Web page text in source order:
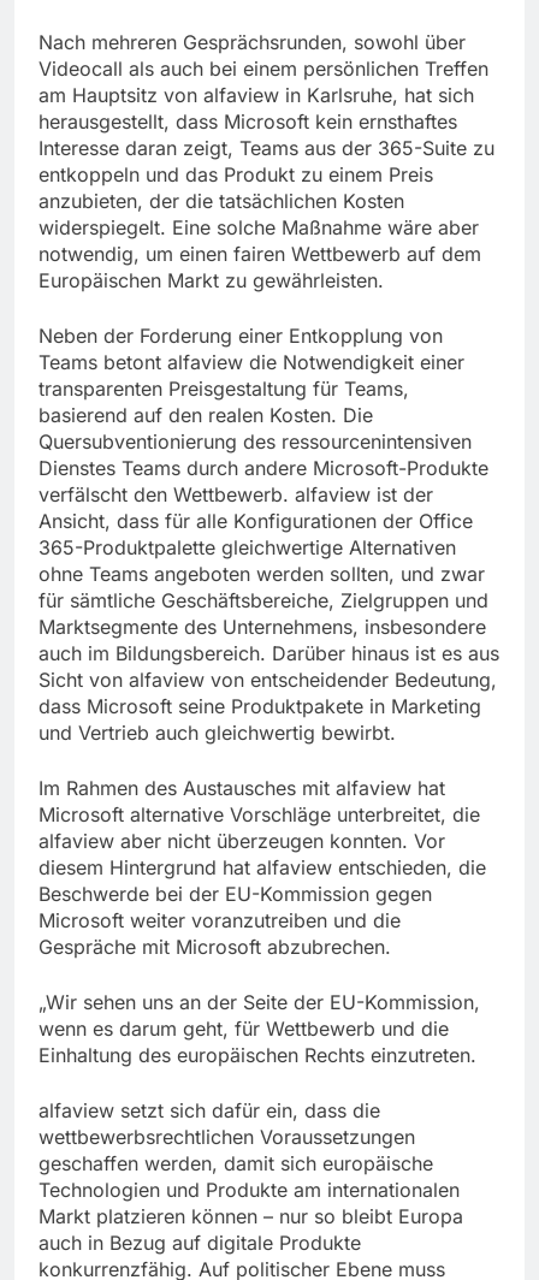
Nach mehreren Gesprächsrunden, sowohl über
Videocall als auch bei einem persönlichen Treffen
am Hauptsitz von alfaview in Karlsruhe, hat sich
herausgestellt, dass Microsoft kein ernsthaftes
Interesse daran zeigt, Teams aus der 365-Suite zu
entkoppeln und das Produkt zu einem Preis
anzubieten, der die tatsächlichen Kosten
widerspiegelt. Eine solche Maßnahme wäre aber
notwendig, um einen fairen Wettbewerb auf dem
Europäischen Markt zu gewährleisten.
Neben der Forderung einer Entkopplung von
Teams betont alfaview die Notwendigkeit einer
transparenten Preisgestaltung für Teams,
basierend auf den realen Kosten. Die
Quersubventionierung des ressourcenintensiven
Dienstes Teams durch andere Microsoft-Produkte
verfälscht den Wettbewerb. alfaview ist der
Ansicht, dass für alle Konfigurationen der Office
365-Produktpalette gleichwertige Alternativen
ohne Teams angeboten werden sollten, und zwar
für sämtliche Geschäftsbereiche, Zielgruppen und
Marktsegmente des Unternehmens, insbesondere
auch im Bildungsbereich. Darüber hinaus ist es aus
Sicht von alfaview von entscheidender Bedeutung,
dass Microsoft seine Produktpakete in Marketing
und Vertrieb auch gleichwertig bewirbt.
Im Rahmen des Austausches mit alfaview hat
Microsoft alternative Vorschläge unterbreitet, die
alfaview aber nicht überzeugen konnten. Vor
diesem Hintergrund hat alfaview entschieden, die
Beschwerde bei der EU-Kommission gegen
Microsoft weiter voranzutreiben und die
Gespräche mit Microsoft abzubrechen.
„Wir sehen uns an der Seite der EU-Kommission,
wenn es darum geht, für Wettbewerb und die
Einhaltung des europäischen Rechts einzutreten.
alfaview setzt sich dafür ein, dass die
wettbewerbsrechtlichen Voraussetzungen
geschaffen werden, damit sich europäische
Technologien und Produkte am internationalen
Markt platzieren können – nur so bleibt Europa
auch in Bezug auf digitale Produkte
konkurrenzfähig. Auf politischer Ebene muss